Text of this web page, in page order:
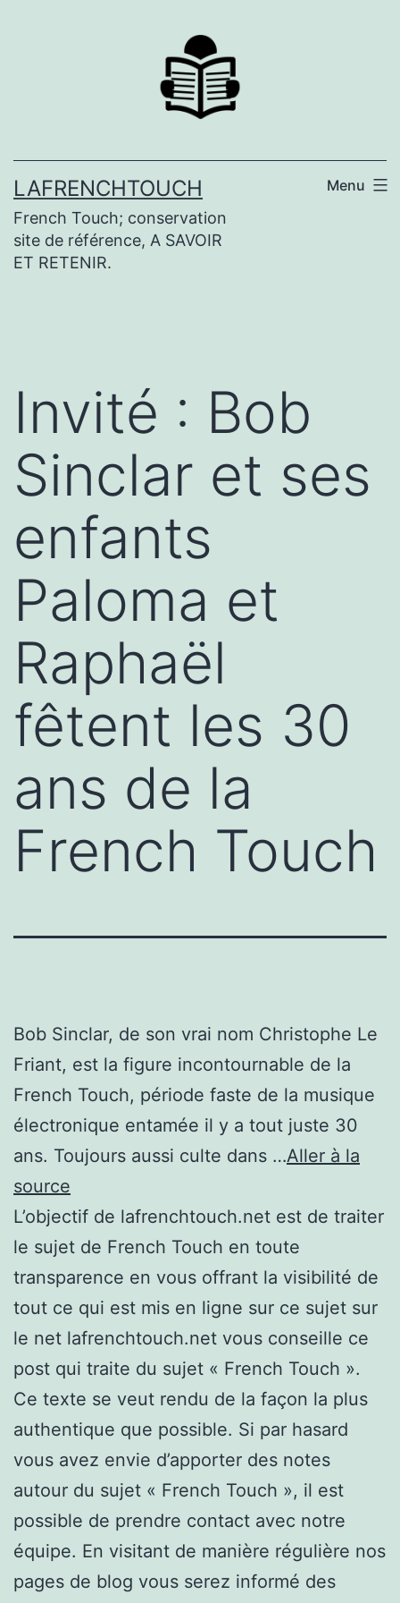
LAFRENCHTOUCH
French Touch; conservation
site de référence, A SAVOIR
ET RETENIR.
Menu
Invité : Bob
Sinclar et ses
enfants
Paloma et
Raphaël
fêtent les 30
ans de la
French Touch
Bob Sinclar, de son vrai nom Christophe Le
Friant, est la figure incontournable de la
French Touch, période faste de la musique
électronique entamée il y a tout juste 30
ans. Toujours aussi culte dans …Aller à la
source
L’objectif de lafrenchtouch.net est de traiter
le sujet de French Touch en toute
transparence en vous offrant la visibilité de
tout ce qui est mis en ligne sur ce sujet sur
le net lafrenchtouch.net vous conseille ce
post qui traite du sujet « French Touch ».
Ce texte se veut rendu de la façon la plus
authentique que possible. Si par hasard
vous avez envie d’apporter des notes
autour du sujet « French Touch », il est
possible de prendre contact avec notre
équipe. En visitant de manière régulière nos
pages de blog vous serez informé des